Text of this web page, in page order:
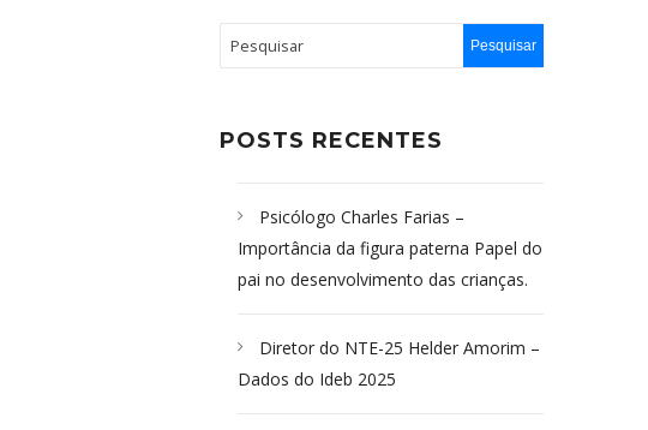
POSTS RECENTES
Psicólogo Charles Farias –
Importância da figura paterna Papel do
pai no desenvolvimento das crianças.
Diretor do NTE-25 Helder Amorim –
Dados do Ideb 2025